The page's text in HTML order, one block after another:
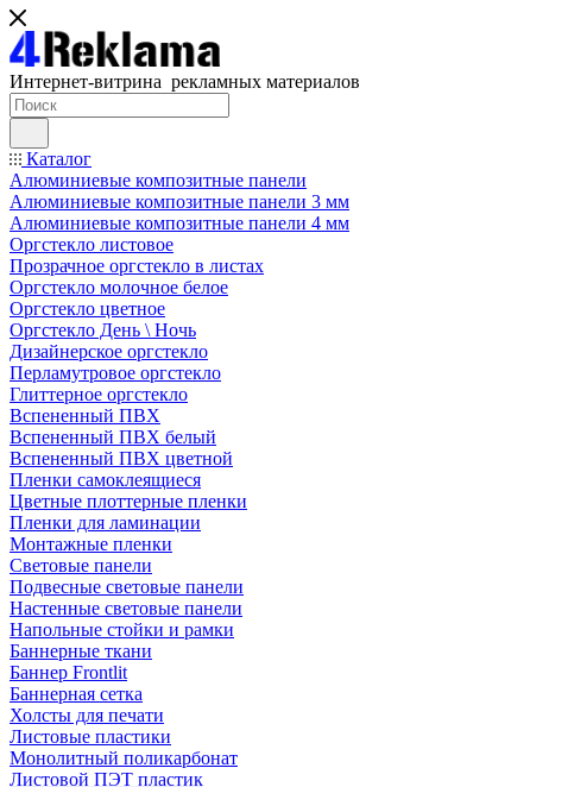
Интернет-витрина рекламных материалов
Каталог
Алюминиевые композитные панели
Алюминиевые композитные панели 3 мм
Алюминиевые композитные панели 4 мм
Оргстекло листовое
Прозрачное оргстекло в листах
Оргстекло молочное белое
Оргстекло цветное
Оргстекло День \ Ночь
Дизайнерское оргстекло
Перламутровое оргстекло
Глиттерное оргстекло
Вспененный ПВХ
Вспененный ПВХ белый
Вспененный ПВХ цветной
Пленки самоклеящиеся
Цветные плоттерные пленки
Пленки для ламинации
Монтажные пленки
Световые панели
Подвесные световые панели
Настенные световые панели
Напольные стойки и рамки
Баннерные ткани
Баннер Frontlit
Баннерная сетка
Холсты для печати
Листовые пластики
Монолитный поликарбонат
Листовой ПЭТ пластик